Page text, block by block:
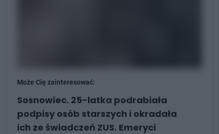
Może Cię zainteresować:
Sosnowiec. 25-latka podrabiała
podpisy osób starszych i okradała
ich ze świadczeń ZUS. Emeryci